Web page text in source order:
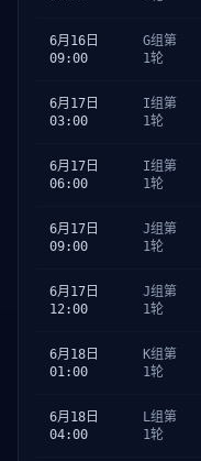
6月16日
09:00
G组第
1轮
6月17日
03:00
I组第
1轮
6月17日
06:00
I组第
1轮
6月17日
09:00
J组第
1轮
6月17日
12:00
J组第
1轮
6月18日
01:00
K组第
1轮
6月18日
04:00
L组第
1轮